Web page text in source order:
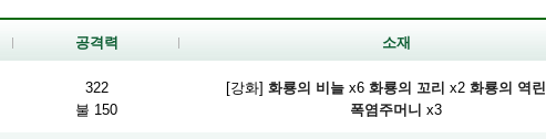
공격력 소재
322
불 150
[강화] 화룡의 비늘 x6 화룡의 꼬리 x2 화룡의 역린
폭염주머니 x3